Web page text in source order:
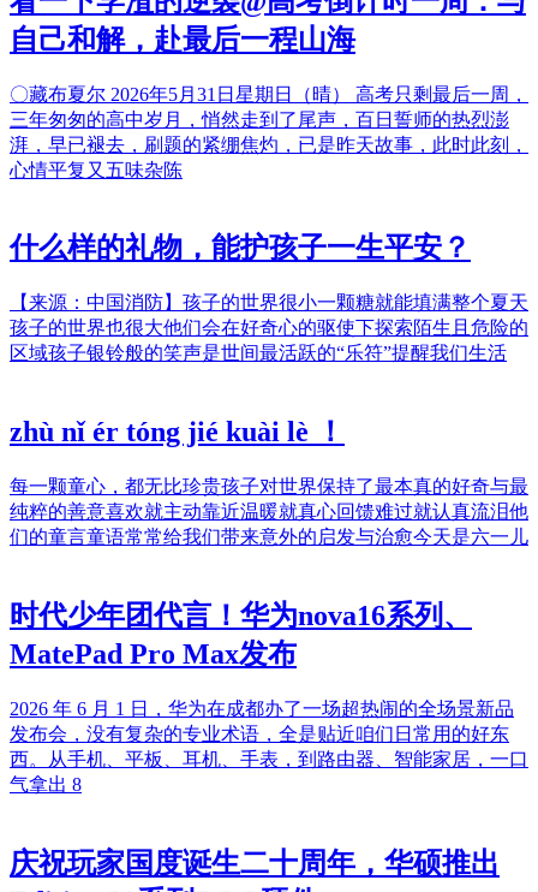
自己和解，赴最后一程山海
〇藏布夏尔 2026年5月31日星期日（晴） 高考只剩最后一周，
三年匆匆的高中岁月，悄然走到了尾声，百日誓师的热烈澎
湃，早已褪去，刷题的紧绷焦灼，已是昨天故事，此时此刻，
心情平复又五味杂陈
什么样的礼物，能护孩子一生平安？
【来源：中国消防】孩子的世界很小一颗糖就能填满整个夏天
孩子的世界也很大他们会在好奇心的驱使下探索陌生且危险的
区域孩子银铃般的笑声是世间最活跃的“乐符”提醒我们生活
zhù nǐ ér tóng jié kuài lè ！
每一颗童心，都无比珍贵孩子对世界保持了最本真的好奇与最
纯粹的善意喜欢就主动靠近温暖就真心回馈难过就认真流泪他
们的童言童语常常给我们带来意外的启发与治愈今天是六一儿
时代少年团代言！华为nova16系列、
MatePad Pro Max发布
2026 年 6 月 1 日，华为在成都办了一场超热闹的全场景新品
发布会，没有复杂的专业术语，全是贴近咱们日常用的好东
西。从手机、平板、耳机、手表，到路由器、智能家居，一口
气拿出 8
庆祝玩家国度诞生二十周年，华硕推出